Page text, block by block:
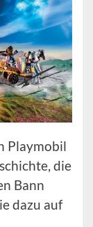
Playmobil
die
Bann
dazu auf